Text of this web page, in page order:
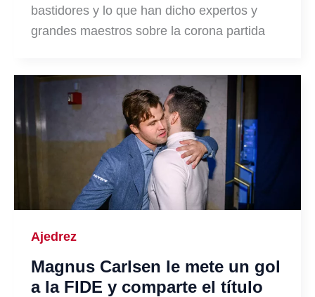
bastidores y lo que han dicho expertos y
grandes maestros sobre la corona partida
Ajedrez
Magnus Carlsen le mete un gol
a la FIDE y comparte el título